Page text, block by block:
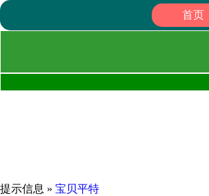
首页
提示信息 » 宝贝平特